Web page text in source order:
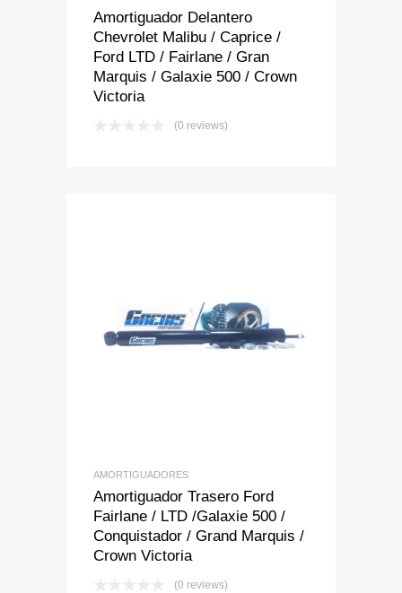
Amortiguador Delantero
Chevrolet Malibu / Caprice /
Ford LTD / Fairlane / Gran
Marquis / Galaxie 500 / Crown
Victoria
(0 reviews)
Add to Wishlist
Add to Compare
AMORTIGUADORES
Amortiguador Trasero Ford
Fairlane / LTD /Galaxie 500 /
Conquistador / Grand Marquis /
Crown Victoria
(0 reviews)